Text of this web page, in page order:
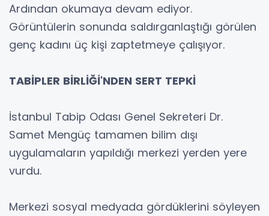
Ardından okumaya devam ediyor.
Görüntülerin sonunda saldırganlaştığı görülen
genç kadını üç kişi zaptetmeye çalışıyor.
TABİPLER BİRLİĞİ'NDEN SERT TEPKİ
İstanbul Tabip Odası Genel Sekreteri Dr.
Samet Mengüç tamamen bilim dışı
uygulamaların yapıldığı merkezi yerden yere
vurdu.
Merkezi sosyal medyada gördüklerini söyleyen